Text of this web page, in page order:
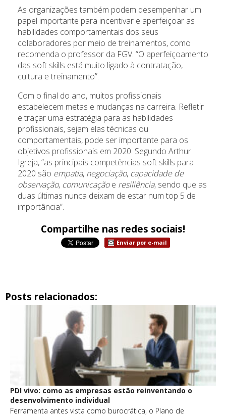
As organizações também podem desempenhar um
papel importante para incentivar e aperfeiçoar as
habilidades comportamentais dos seus
colaboradores por meio de treinamentos, como
recomenda o professor da FGV. “O aperfeiçoamento
das soft skills está muito ligado à contratação,
cultura e treinamento”.
Com o final do ano, muitos profissionais
estabelecem metas e mudanças na carreira. Refletir
e traçar uma estratégia para as habilidades
profissionais, sejam elas técnicas ou
comportamentais, pode ser importante para os
objetivos profissionais em 2020. Segundo Arthur
Igreja, “as principais competências soft skills para
2020 são empatia, negociação, capacidade de
observação, comunicaçãoe resiliência, sendo que as
duas últimas nunca deixam de estar num top 5 de
importância”.
Compartilhe nas redes sociais!
Enviar por e-mail
Posts relacionados:
PDI vivo: como as empresas estão reinventando o
desenvolvimento individual
Ferramenta antes vista como burocrática, o Plano de